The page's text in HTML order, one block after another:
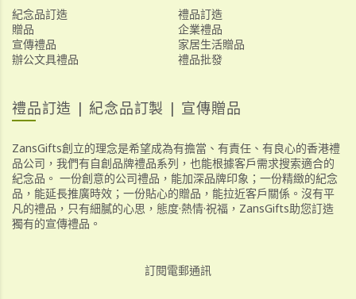
紀念品訂造
禮品訂造
贈品
企業禮品
宣傳禮品
家居生活贈品
辦公文具禮品
禮品批發
禮品訂造 | 紀念品訂製 | 宣傳贈品
ZansGifts創立的理念是希望成為有擔當、有責任、有良心的香港禮
品公司，我們有自創品牌禮品系列，也能根據客戶需求搜索適合的
紀念品。 一份創意的公司禮品，能加深品牌印象；一份精緻的紀念
品，能延長推廣時效；一份貼心的贈品，能拉近客戶關係。沒有平
凡的禮品，只有細膩的心思，態度·熱情·祝福，ZansGifts助您訂造
獨有的宣傳禮品。
訂閱電郵通訊